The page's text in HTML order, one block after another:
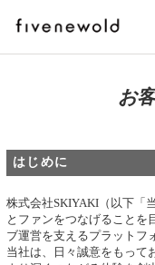
お
はじめに
株式会社SKIYAKI（以下「
とファンをつなげることを
ブ運営を支えるプラットフ
当社は、日々誠意をもって